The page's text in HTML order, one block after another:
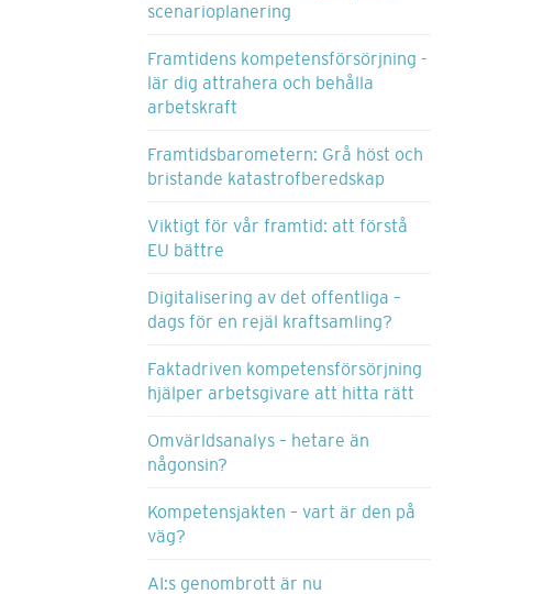
scenarioplanering
Framtidens kompetensförsörjning -
lär dig attrahera och behålla
arbetskraft
Framtidsbarometern: Grå höst och
bristande katastrofberedskap
Viktigt för vår framtid: att förstå
EU bättre
Digitalisering av det offentliga –
dags för en rejäl kraftsamling?
Faktadriven kompetensförsörjning
hjälper arbetsgivare att hitta rätt
Omvärldsanalys – hetare än
någonsin?
Kompetensjakten – vart är den på
väg?
AI:s genombrott är nu